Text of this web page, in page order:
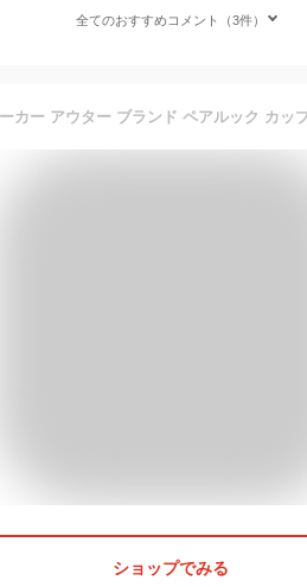
全てのおすすめコメント（3件）
ショップでみる